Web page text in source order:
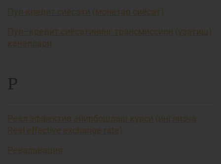
Пул-кредит сиёсати (монетар сиёсат)
Пул–кредит сиёсатининг трансмиссион (узатиш)
каналлари
Р
Реал эффектив айирбошлаш курси (инглизча
Real effective exchange rate)
Ревальвация